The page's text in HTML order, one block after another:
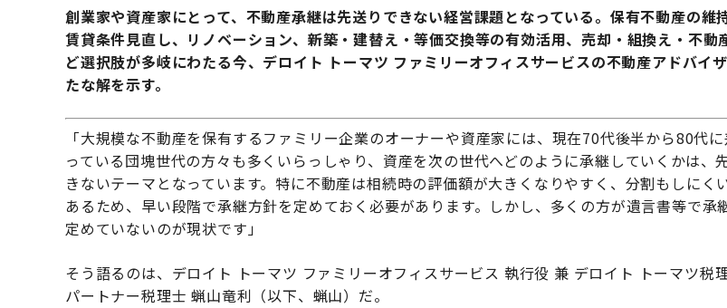
創業家や資産家にとって、不動産承継は先送りできない経営課題となっている。保有不動産の維
賃貸条件見直し、リノベーション、新築・建替え・等価交換等の有効活用、売却・組換え・不動
ど選択肢が多岐にわたる今、デロイト トーマツ ファミリーオフィスサービスの不動産アドバイ
たな解を示す。
「大規模な不動産を保有するファミリー企業のオーナーや資産家には、現在70代後半から80代
っている団塊世代の方々も多くいらっしゃり、資産を次の世代へどのように承継していくかは、
きないテーマとなっています。特に不動産は相続時の評価額が大きくなりやすく、分割もしにく
あるため、早い段階で承継方針を定めておく必要があります。しかし、多くの方が遺言書等で承
定めていないのが現状です」
そう語るのは、デロイト トーマツ ファミリーオフィスサービス 執行役 兼 デロイト トーマツ税
パートナー税理士 蝋山竜利（以下、蝋山）だ。